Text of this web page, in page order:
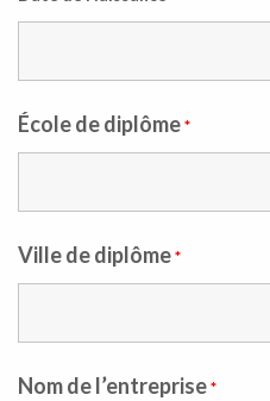
École de diplôme*
Ville de diplôme*
Nom de l’entreprise*